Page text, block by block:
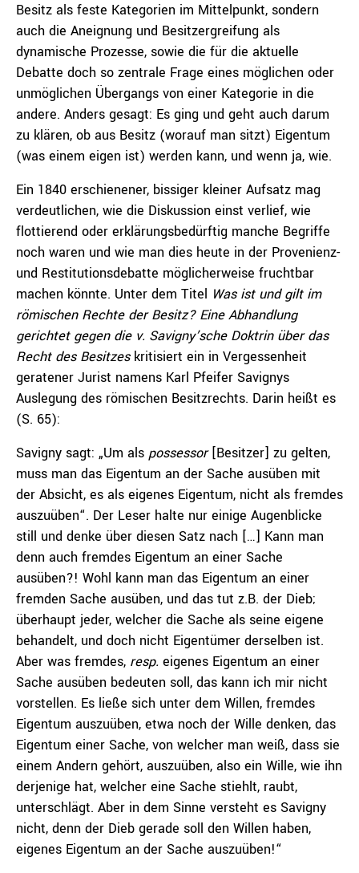
Besitz als feste Kategorien im Mittelpunkt, sondern
auch die Aneignung und Besitzergreifung als
dynamische Prozesse, sowie die für die aktuelle
Debatte doch so zentrale Frage eines möglichen oder
unmöglichen Übergangs von einer Kategorie in die
andere. Anders gesagt: Es ging und geht auch darum
zu klären, ob aus Besitz (worauf man sitzt) Eigentum
(was einem eigen ist) werden kann, und wenn ja, wie.
Ein 1840 erschienener, bissiger kleiner Aufsatz mag
verdeutlichen, wie die Diskussion einst verlief, wie
flottierend oder erklärungsbedürftig manche Begriffe
noch waren und wie man dies heute in der Provenienz-
und Restitutionsdebatte möglicherweise fruchtbar
machen könnte. Unter dem Titel Was ist und gilt im
römischen Rechte der Besitz? Eine Abhandlung
gerichtet gegen die v. Savigny’sche Doktrin über das
Recht des Besitzeskritisiert ein in Vergessenheit
geratener Jurist namens Karl Pfeifer Savignys
Auslegung des römischen Besitzrechts. Darin heißt es
(S. 65):
Savigny sagt: „Um als possessor[Besitzer] zu gelten,
muss man das Eigentum an der Sache ausüben mit
der Absicht, es als eigenes Eigentum, nicht als fremdes
auszuüben“. Der Leser halte nur einige Augenblicke
still und denke über diesen Satz nach […] Kann man
denn auch fremdes Eigentum an einer Sache
ausüben?! Wohl kann man das Eigentum an einer
fremden Sache ausüben, und das tut z.B. der Dieb;
überhaupt jeder, welcher die Sache als seine eigene
behandelt, und doch nicht Eigentümer derselben ist.
Aber was fremdes, resp. eigenes Eigentum an einer
Sache ausüben bedeuten soll, das kann ich mir nicht
vorstellen. Es ließe sich unter dem Willen, fremdes
Eigentum auszuüben, etwa noch der Wille denken, das
Eigentum einer Sache, von welcher man weiß, dass sie
einem Andern gehört, auszuüben, also ein Wille, wie ihn
derjenige hat, welcher eine Sache stiehlt, raubt,
unterschlägt. Aber in dem Sinne versteht es Savigny
nicht, denn der Dieb gerade soll den Willen haben,
eigenes Eigentum an der Sache auszuüben!“